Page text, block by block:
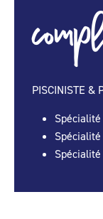
PISCINISTE &
Spécialité